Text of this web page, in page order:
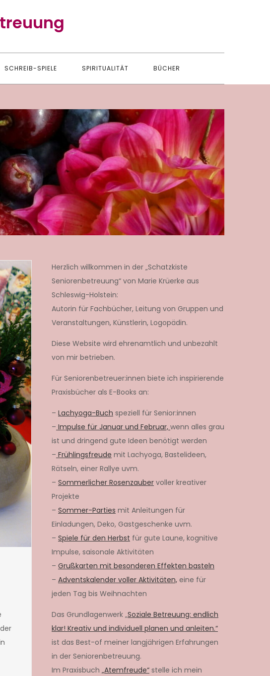
SCHREIB-SPIELE SPIRITUALITÄT BÜCHER
Herzlich willkommen in der „Schatzkiste
Seniorenbetreuung“ von Marie Krüerke aus
Schleswig-Holstein:
Autorin für Fachbücher, Leitung von Gruppen und
Veranstaltungen, Künstlerin, Logopädin.
Diese Website wird ehrenamtlich und unbezahlt
von mir betrieben.
Für Seniorenbetreuer:innen biete ich inspirierende
Praxisbücher als E-Books an:
– Lachyoga-Buch speziell für Senior:innen
– Impulse für Januar und Februar, wenn alles grau
ist und dringend gute Ideen benötigt werden
– Frühlingsfreude mit Lachyoga, Bastelideen,
Rätseln, einer Rallye uvm.
– Sommerlicher Rosenzauber voller kreativer
Projekte
– Sommer-Parties mit Anleitungen für
Einladungen, Deko, Gastgeschenke uvm.
– Spiele für den Herbst für gute Laune, kognitive
Impulse, saisonale Aktivitäten
– Grußkarten mit besonderen Effekten basteln
– Adventskalender voller Aktivitäten, eine für
jeden Tag bis Weihnachten
Das Grundlagenwerk „Soziale Betreuung: endlich
klar! Kreativ und individuell planen und anleiten.“
ist das Best-of meiner langjährigen Erfahrungen
in der Seniorenbetreuung.
Im Praxisbuch „Atemfreude“ stelle ich mein